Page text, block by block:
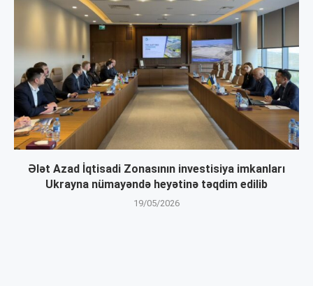
Ələt Azad İqtisadi Zonasının investisiya imkanları
Ukrayna nümayəndə heyətinə təqdim edilib
19/05/2026